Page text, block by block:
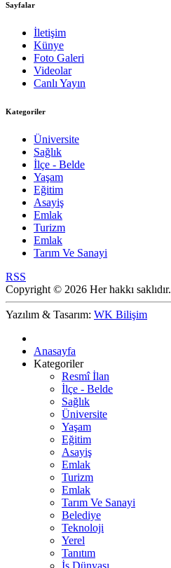
Sayfalar
İletişim
Künye
Foto Galeri
Videolar
Canlı Yayın
Kategoriler
Üniversite
Sağlık
İlçe - Belde
Yaşam
Eğitim
Asayiş
Emlak
Turizm
Emlak
Tarım Ve Sanayi
RSS
Copyright © 2026 Her hakkı saklıdır.
Yazılım & Tasarım: WK Bilişim
Anasayfa
Kategoriler
Resmî İlan
İlçe - Belde
Sağlık
Üniversite
Yaşam
Eğitim
Asayiş
Emlak
Turizm
Emlak
Tarım Ve Sanayi
Belediye
Teknoloji
Yerel
Tanıtım